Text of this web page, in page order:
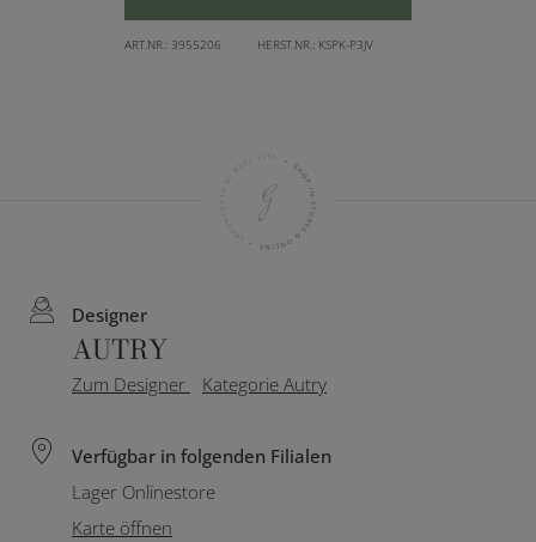
ART.NR.: 3955206 HERST.NR.: KSPK-P3JV
Designer
AUTRY
Zum Designer Kategorie Autry
Verfügbar in folgenden Filialen
Lager Onlinestore
Karte öffnen